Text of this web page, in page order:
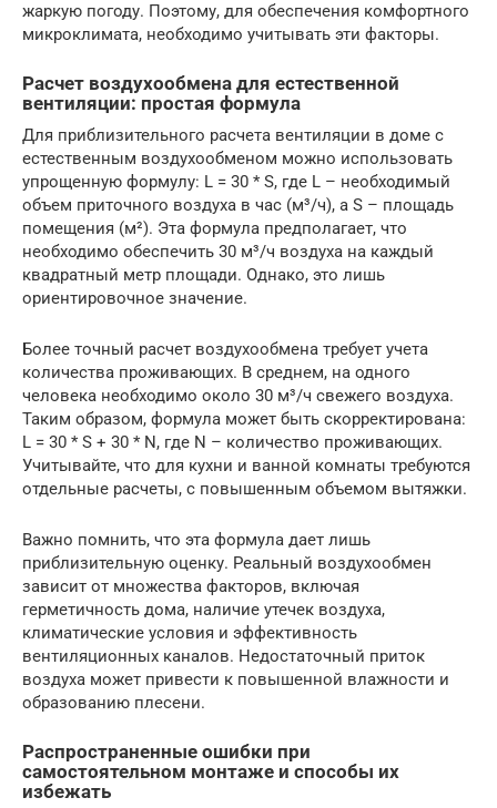
жаркую погоду. Поэтому, для обеспечения комфортного
микроклимата, необходимо учитывать эти факторы.
Расчет воздухообмена для естественной
вентиляции: простая формула
Для приблизительного расчета вентиляции в доме с
естественным воздухообменом можно использовать
упрощенную формулу: L = 30 * S, где L – необходимый
объем приточного воздуха в час (м³/ч), а S – площадь
помещения (м²). Эта формула предполагает, что
необходимо обеспечить 30 м³/ч воздуха на каждый
квадратный метр площади. Однако, это лишь
ориентировочное значение.
Более точный расчет воздухообмена требует учета
количества проживающих. В среднем, на одного
человека необходимо около 30 м³/ч свежего воздуха.
Таким образом, формула может быть скорректирована:
L = 30 * S + 30 * N, где N – количество проживающих.
Учитывайте, что для кухни и ванной комнаты требуются
отдельные расчеты, с повышенным объемом вытяжки.
Важно помнить, что эта формула дает лишь
приблизительную оценку. Реальный воздухообмен
зависит от множества факторов, включая
герметичность дома, наличие утечек воздуха,
климатические условия и эффективность
вентиляционных каналов. Недостаточный приток
воздуха может привести к повышенной влажности и
образованию плесени.
Распространенные ошибки при
самостоятельном монтаже и способы их
избежать